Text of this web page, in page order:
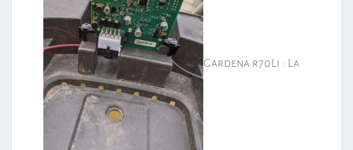
Gardena r70Li : La